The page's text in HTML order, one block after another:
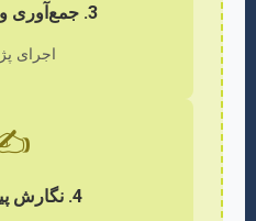
3. جمع‌آوری و تحلیل داده
اجرای
4. نگارش پیش‌نویس